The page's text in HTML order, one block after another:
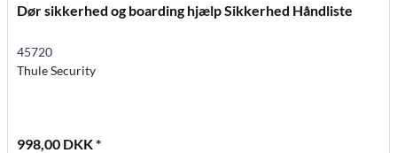
Dør sikkerhed og boarding hjælp Sikkerhed Håndliste
45720
Thule Security
998,00 DKK *